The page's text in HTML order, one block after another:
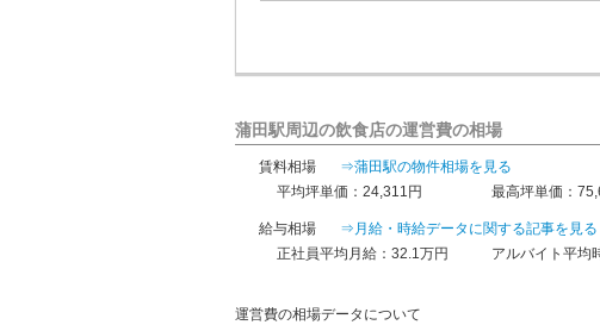
蒲田駅周辺の飲食店の運営費の相場
賃料相場
⇒蒲田駅の物件相場を見る
平均坪単価：24,311円
最高坪単価：
給与相場
⇒月給・時給データに関する記事を見る
正社員平均月給：32.1万円
アルバイト平均
運営費の相場データについて